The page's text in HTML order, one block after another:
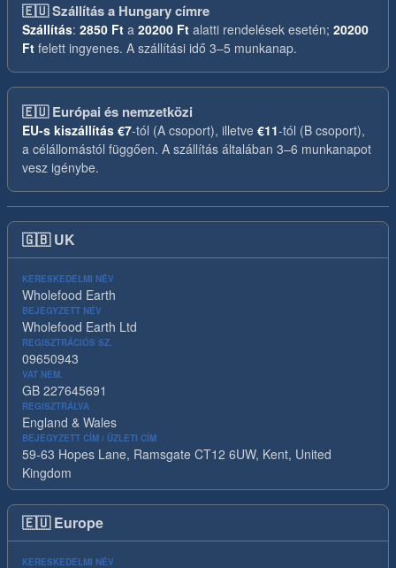
🇪🇺Szállítás a Hungary címre
Szállítás: 2850 Ft a 20200 Ft alatti rendelések esetén; 20200
Ft felett ingyenes. A szállítási idő 3–5 munkanap.
🇪🇺Európai és nemzetközi
EU-s kiszállítás €7-tól (A csoport), illetve €11-tól (B csoport),
a célállomástól függően. A szállítás általában 3–6 munkanapot
vesz igénybe.
🇬🇧 UK
KERESKEDELMI NÉV
Wholefood Earth
BEJEGYZETT NÉV
Wholefood Earth Ltd
REGISZTRÁCIÓS SZ.
09650943
VAT NEM.
GB 227645691
REGISZTRÁLVA
England & Wales
BEJEGYZETT CÍM / ÜZLETI CÍM
59-63 Hopes Lane, Ramsgate CT12 6UW, Kent, United
Kingdom
🇪🇺 Europe
KERESKEDELMI NÉV